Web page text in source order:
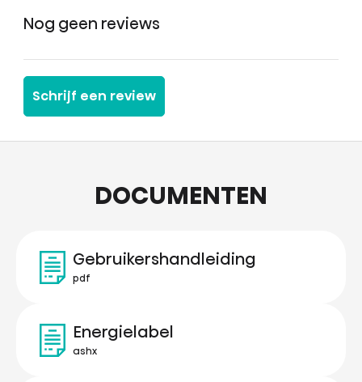
Nog geen reviews
Schrijf een review
DOCUMENTEN
Gebruikershandleiding
pdf
Energielabel
ashx